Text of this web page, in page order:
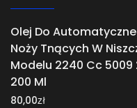
Olej Do
Noży Tnących W
Modelu 2240 Cc
200 Ml
80,00zł